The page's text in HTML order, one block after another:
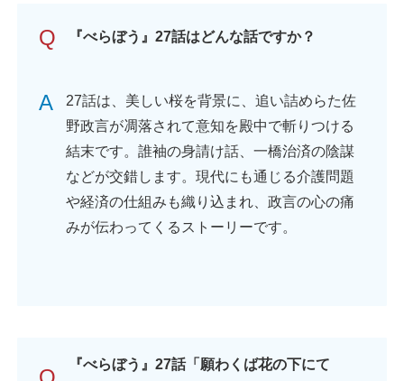
Q 『べらぼう』27話はどんな話ですか？
A
27話は、美しい桜を背景に、追い詰めらた佐
野政言が凋落されて意知を殿中で斬りつける
結末です。誰袖の身請け話、一橋治済の陰謀
などが交錯します。現代にも通じる介護問題
や経済の仕組みも織り込まれ、政言の心の痛
みが伝わってくるストーリーです。
『べらぼう』27話「願わくば花の下にて